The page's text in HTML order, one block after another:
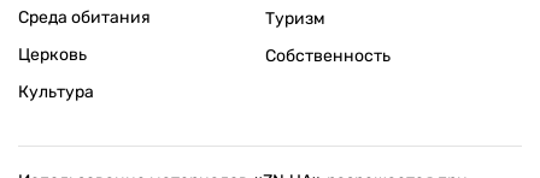
Среда обитания
Церковь
Культура
Туризм
Собственность